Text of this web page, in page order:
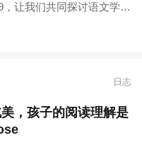
让我们共同探讨语文学
日志
，孩子的阅读理解是